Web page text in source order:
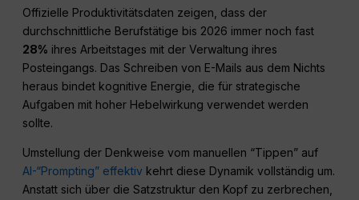
Offizielle Produktivitätsdaten zeigen, dass der
durchschnittliche Berufstätige bis 2026 immer noch fast
28% ihres Arbeitstages mit der Verwaltung ihres
Posteingangs. Das Schreiben von E-Mails aus dem Nichts
heraus bindet kognitive Energie, die für strategische
Aufgaben mit hoher Hebelwirkung verwendet werden
sollte.
Umstellung der Denkweise vom manuellen “Tippen” auf
AI-“Prompting” effektiv kehrt diese Dynamik vollständig um.
Anstatt sich über die Satzstruktur den Kopf zu zerbrechen,